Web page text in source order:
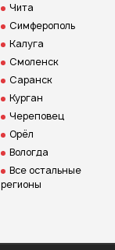
Чита
Симферополь
Калуга
Смоленск
Саранск
Курган
Череповец
Орёл
Вологда
Все остальные
регионы